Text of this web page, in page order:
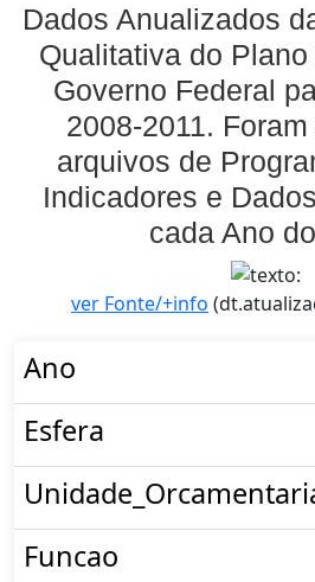
Dados Anualizados
Qualitativa do
Governo Federal
2008-2011.
arquivos de
Indicadores e
cada Ano
ver Fonte/+info
Ano
Esfera
Funcao